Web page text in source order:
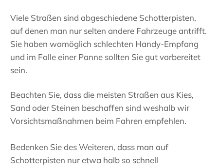
Viele Straßen sind abgeschiedene Schotterpisten,
auf denen man nur selten andere Fahrzeuge antrifft.
Sie haben womöglich schlechten Handy-Empfang
und im Falle einer Panne sollten Sie gut vorbereitet
sein.
Beachten Sie, dass die meisten Straßen aus Kies,
Sand oder Steinen beschaffen sind weshalb wir
Vorsichtsmaßnahmen beim Fahren empfehlen.
Bedenken Sie des Weiteren, dass man auf
Schotterpisten nur etwa halb so schnell